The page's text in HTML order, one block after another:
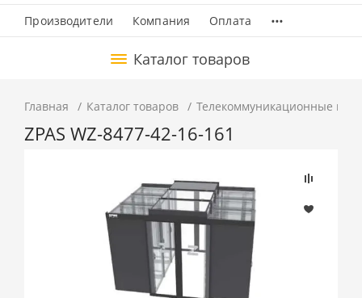
Производители Компания Оплата ...
Каталог товаров
Главная Каталог товаров Телекоммуникационные
ZPAS WZ-8477-42-16-161